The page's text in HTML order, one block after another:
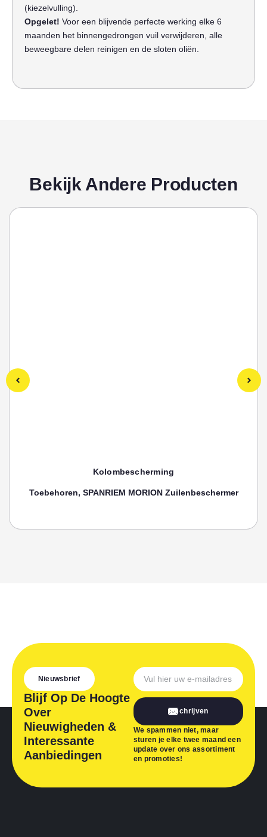
(kiezelvulling).
Opgelet! Voor een blijvende perfecte werking elke 6
maanden het binnengedrongen vuil verwijderen, alle
beweegbare delen reinigen en de sloten oliën.
Bekijk Andere Producten
Kolombescherming
Toebehoren, SPANRIEM MORION Zuilenbeschermer
Nieuwsbrief
Blijf Op De Hoogte
Over
Nieuwigheden &
Interessante
Aanbiedingen
Inschrijven
We spammen niet, maar
sturen je elke twee maand een
update over ons assortiment
en promoties!